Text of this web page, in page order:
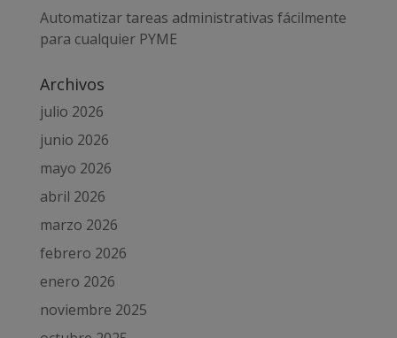
Automatizar tareas administrativas fácilmente
para cualquier PYME
Archivos
julio 2026
junio 2026
mayo 2026
abril 2026
marzo 2026
febrero 2026
enero 2026
noviembre 2025